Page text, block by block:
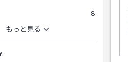
8
もっと見る